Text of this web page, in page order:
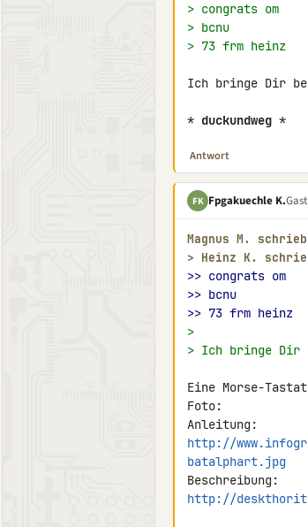
> congrats om
> bcnu
> 73 frm heinz
Ich bringe Dir
* duckundweg *
Antwort
FK Fpgakuechle K.Gast
Magnus M.
> Heinz K.
>> congrats om
>> bcnu
>> 73 frm heinz
>
> Ich bringe Dir
Eine Morse-
Foto:
http://
batalphart.jpg
http://